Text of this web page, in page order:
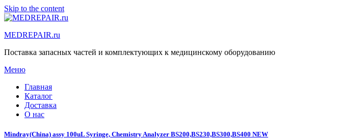
Skip to the content
MEDREPAIR.ru
Поставка запасных частей и комплектующих к медицинскому оборудованию
Меню
Главная
Каталог
Доставка
О нас
Mindray(China) assy 100uL Syringe, Chemistry Analyzer BS200,BS230,BS300,BS400 NEW